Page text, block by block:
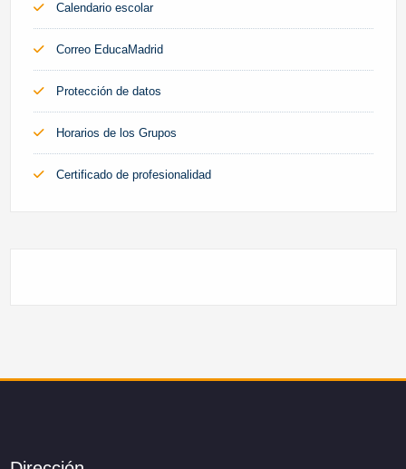
Calendario escolar
Correo EducaMadrid
Protección de datos
Horarios de los Grupos
Certificado de profesionalidad